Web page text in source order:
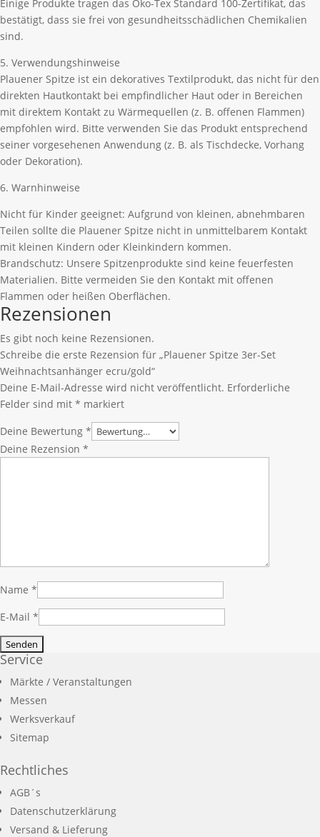
Einige Produkte tragen das Öko-Tex Standard 100-Zertifikat, das
bestätigt, dass sie frei von gesundheitsschädlichen Chemikalien
sind.
5. Verwendungshinweise
Plauener Spitze ist ein dekoratives Textilprodukt, das nicht für den
direkten Hautkontakt bei empfindlicher Haut oder in Bereichen
mit direktem Kontakt zu Wärmequellen (z. B. offenen Flammen)
empfohlen wird. Bitte verwenden Sie das Produkt entsprechend
seiner vorgesehenen Anwendung (z. B. als Tischdecke, Vorhang
oder Dekoration).
6. Warnhinweise
Nicht für Kinder geeignet: Aufgrund von kleinen, abnehmbaren
Teilen sollte die Plauener Spitze nicht in unmittelbarem Kontakt
mit kleinen Kindern oder Kleinkindern kommen.
Brandschutz: Unsere Spitzenprodukte sind keine feuerfesten
Materialien. Bitte vermeiden Sie den Kontakt mit offenen
Flammen oder heißen Oberflächen.
Rezensionen
Es gibt noch keine Rezensionen.
Schreibe die erste Rezension für „Plauener Spitze 3er-Set
Weihnachtsanhänger ecru/gold“
Deine E-Mail-Adresse wird nicht veröffentlicht. Erforderliche
Felder sind mit * markiert
Deine Bewertung *
Deine Rezension *
Name *
E-Mail *
Service
Märkte / Veranstaltungen
Messen
Werksverkauf
Sitemap
Rechtliches
AGB´s
Datenschutzerklärung
Versand & Lieferung